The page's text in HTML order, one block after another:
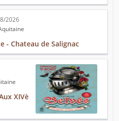
2026
- Chateau de Salignac
XIVè